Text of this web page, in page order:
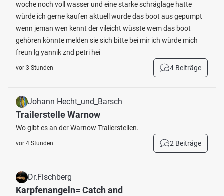
woche noch voll wasser und eine starke schräglage hatte
würde ich gerne kaufen aktuell wurde das boot aus gepumpt
wenn jeman wen kennt der vileicht wüsste wem das boot
gehören könnte melden sie sich bitte bei mir ich würde mich
freun lg yannik znd petri hei
vor 3 Stunden 4 Beiträge
Johann Hecht_und_Barsch
Trailerstelle Warnow
Wo gibt es an der Warnow Trailerstellen.
vor 4 Stunden 2 Beiträge
Dr.Fischberg
Karpfenangeln= Catch and